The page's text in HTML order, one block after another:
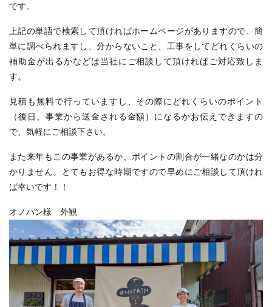
です。
上記の単語で検索して頂ければホームページがありますので、簡
単に調べられますし、分からないこと、工事をしてどれくらいの
補助金が出るかなどは当社にご相談して頂ければご対応致しま
す。
見積も無料で行っていますし、その際にどれくらいのポイント
（後日、事業から送金される金額）になるかお伝えできますの
で、気軽にご相談下さい。
また来年もこの事業があるか、ポイントの割合が一緒なのかは分
かりません。とてもお得な時期ですので早めにご相談して頂けれ
ば幸いです！！
オノパン様 外観